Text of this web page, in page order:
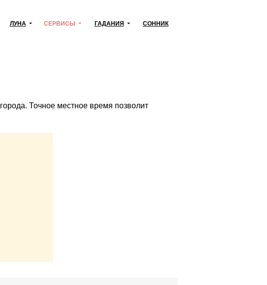
ЛУНА СЕРВИСЫ ГАДАНИЯ СОННИК
Точное местное время позволит